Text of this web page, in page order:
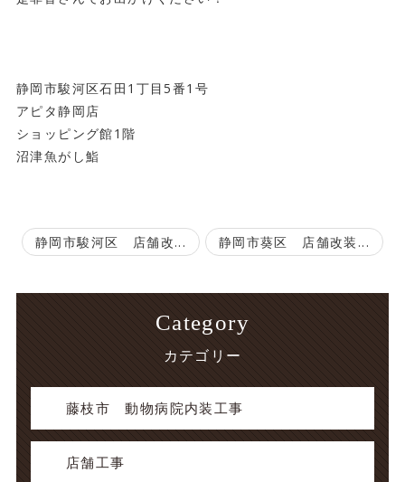
静岡市駿河区石田1丁目5番1号
アピタ静岡店
ショッピング館1階
沼津魚がし鮨
静岡市駿河区 店舗改... 静岡市葵区 店舗改装...
Category
カテゴリー
藤枝市 動物病院内装工事
店舗工事